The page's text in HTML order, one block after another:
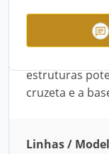
A Steel Piso
sustentação.
estruturas
cruzeta e a
Linhas /